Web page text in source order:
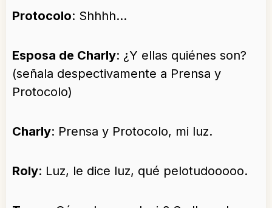
Protocolo: Shhhh…
Esposa de Charly: ¿Y ellas quiénes son?
(señala despectivamente a Prensa y
Protocolo)
Charly: Prensa y Protocolo, mi luz.
Roly: Luz, le dice luz, qué pelotudooooo.